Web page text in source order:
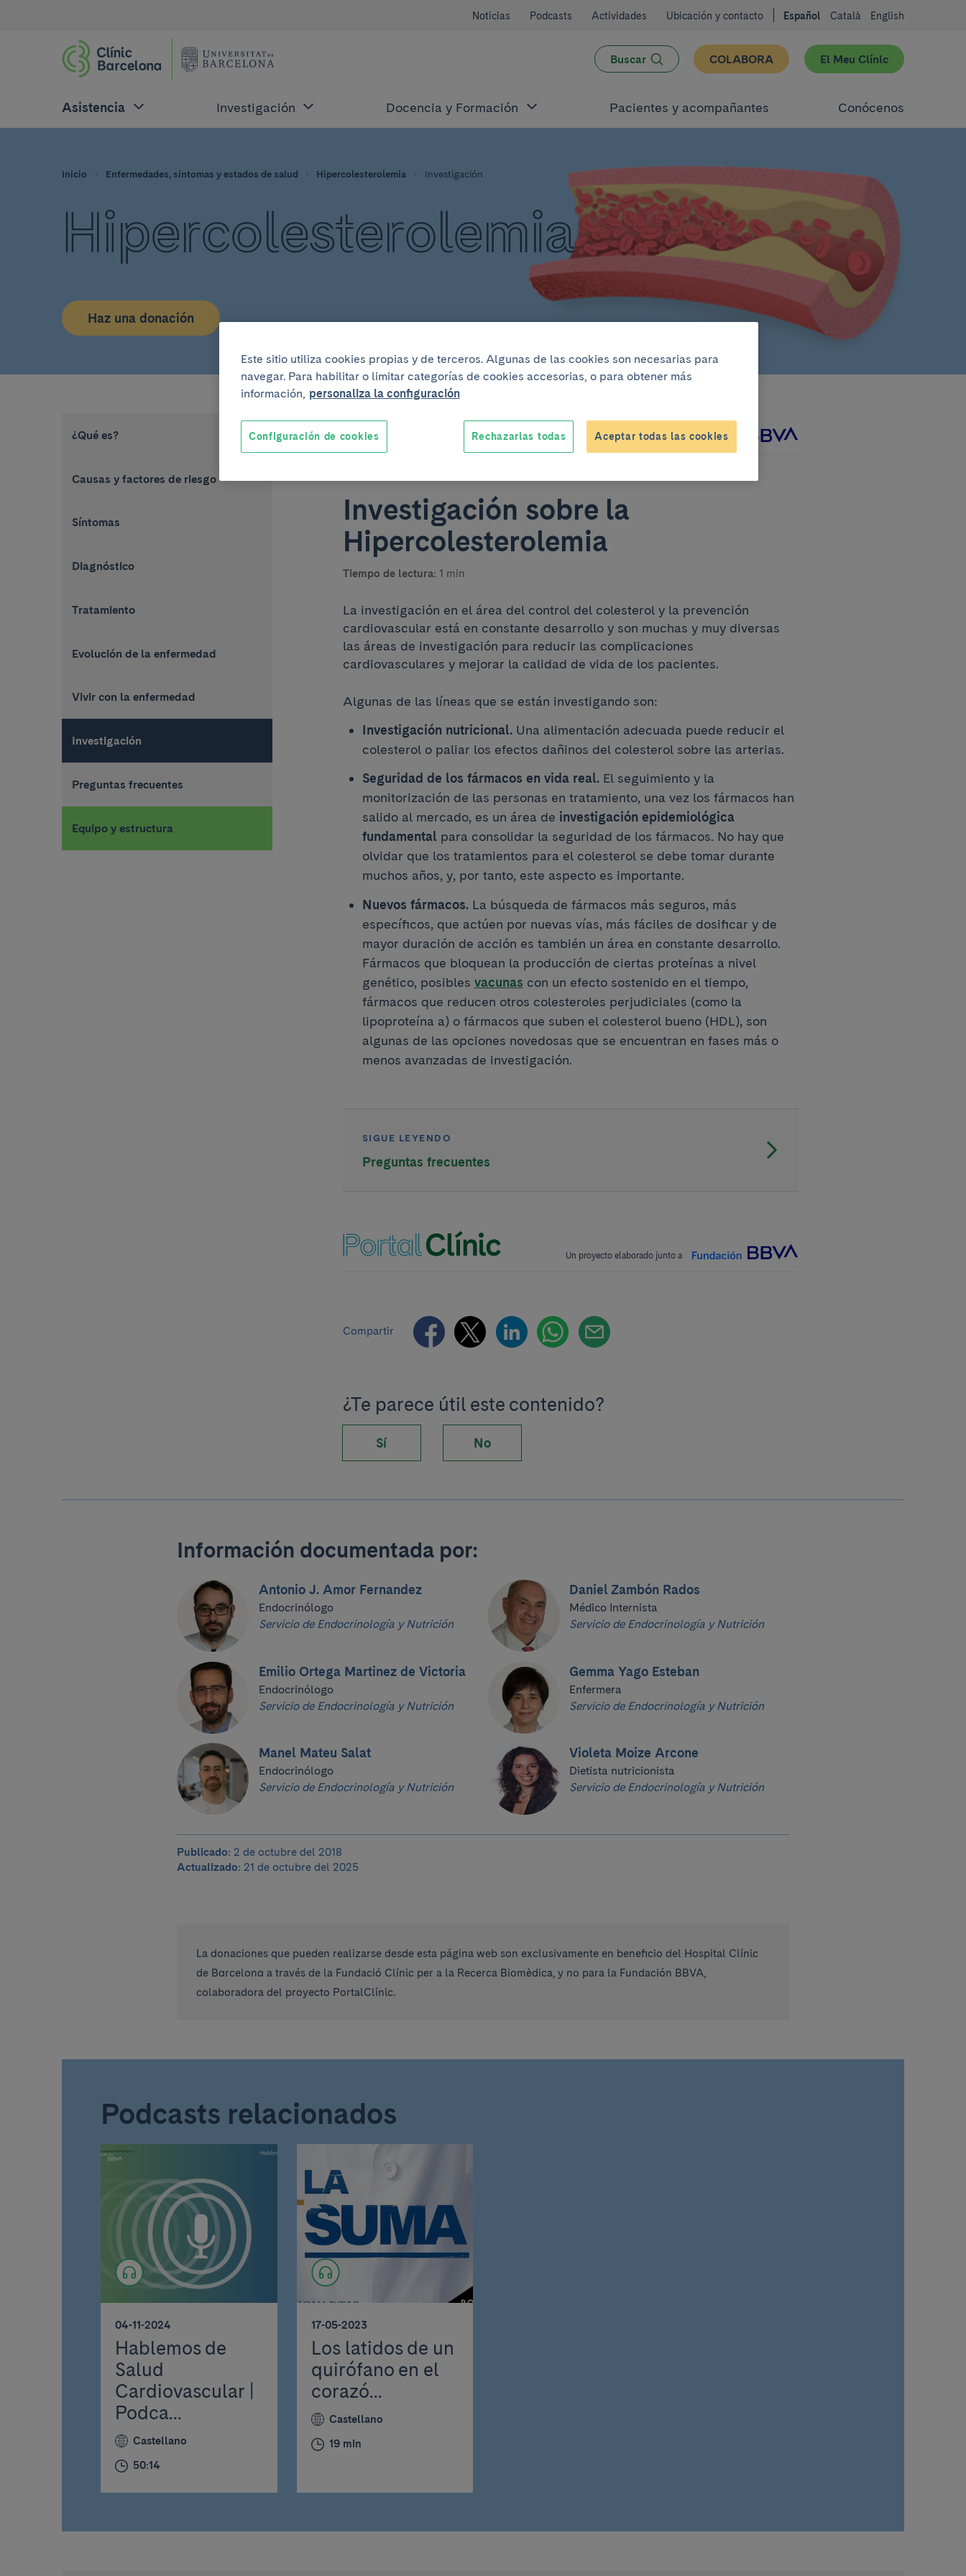
Noticias Podcasts Actividades Ubicación y contacto Español Català English
Buscar COLABORA El Meu Clínic
Asistencia Investigación Docencia y Formación Pacientes y acompañantes Conócenos
Inicio Enfermedades, síntomas y estados de salud Hipercolesterolemia Investigación
Hipercolesterolemia
Haz una donación
¿Qué es?
Causas y factores de riesgo
Síntomas
Diagnóstico
Tratamiento
Evolución de la enfermedad
Vivir con la enfermedad
Investigación
Preguntas frecuentes
Equipo y estructura
Un proyecto elaborado junto a
Investigación sobre la
Hipercolesterolemia
Tiempo de lectura: 1 min
La investigación en el área del control del colesterol y la prevención
cardiovascular está en constante desarrollo y son muchas y muy diversas
las áreas de investigación para reducir las complicaciones
cardiovasculares y mejorar la calidad de vida de los pacientes.
Algunas de las líneas que se están investigando son:
Investigación nutricional.Una alimentación adecuada puede reducir el
colesterol o paliar los efectos dañinos del colesterol sobre las arterias.
Seguridad de los fármacos en vida real.El seguimiento y la
monitorización de las personas en tratamiento, una vez los fármacos han
salido al mercado, es un área de investigación epidemiológica
fundamental para consolidar la seguridad de los fármacos. No hay que
olvidar que los tratamientos para el colesterol se debe tomar durante
muchos años, y, por tanto, este aspecto es importante.
Nuevos fármacos.La búsqueda de fármacos más seguros, más
específicos, que actúen por nuevas vías, más fáciles de dosificar y de
mayor duración de acción es también un área en constante desarrollo.
Fármacos que bloquean la producción de ciertas proteínas a nivel
genético, posibles vacunas con un efecto sostenido en el tiempo,
fármacos que reducen otros colesteroles perjudiciales (como la
lipoproteína a) o fármacos que suben el colesterol bueno (HDL), son
algunas de las opciones novedosas que se encuentran en fases más o
menos avanzadas de investigación.
SIGUE LEYENDO
Preguntas frecuentes
Un proyecto elaborado junto a
Compartir
¿Te parece útil este contenido?
Sí No
Información documentada por:
Antonio J. Amor Fernandez
Endocrinólogo
Servicio de Endocrinología y Nutrición
Daniel Zambón Rados
Médico Internista
Servicio de Endocrinología y Nutrición
Emilio Ortega Martinez de Victoria
Endocrinólogo
Servicio de Endocrinología y Nutrición
Gemma Yago Esteban
Enfermera
Servicio de Endocrinología y Nutrición
Manel Mateu Salat
Endocrinólogo
Servicio de Endocrinología y Nutrición
Violeta Moize Arcone
Dietista nutricionista
Servicio de Endocrinología y Nutrición
Publicado: 2 de octubre del 2018
Actualizado: 21 de octubre del 2025
La donaciones que pueden realizarse desde esta página web son exclusivamente en beneficio del Hospital Clínic
de Barcelona a través de la Fundació Clínic per a la Recerca Biomèdica, y no para la Fundación BBVA,
colaboradora del proyecto PortalClínic.
Podcasts relacionados
04-11-2024
Hablemos de
Salud
Cardiovascular |
Podca...
Castellano
50:14
17-05-2023
Los latidos de un
quirófano en el
corazó...
Castellano
19 min
Este sitio utiliza cookies propias y de terceros. Algunas de las cookies son necesarias para
navegar. Para habilitar o limitar categorías de cookies accesorias, o para obtener más
información, personaliza la configuración
Rechazarlas todas Aceptar todas las cookies
Configuración de cookies